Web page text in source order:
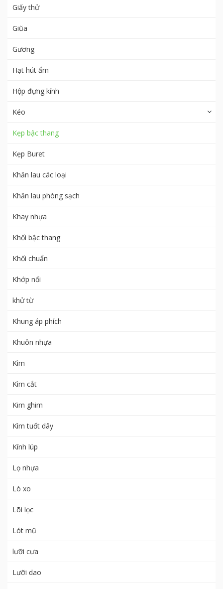
Giấy thử
Giũa
Gương
Hạt hút ẩm
Hộp đựng kính
Kéo
Kẹp bậc thang
Kẹp Buret
Khăn lau các loại
Khăn lau phòng sạch
Khay nhựa
Khối bậc thang
Khối chuẩn
Khớp nối
khử từ
Khung áp phích
Khuôn nhựa
Kìm
Kìm cắt
Kim ghim
Kìm tuốt dây
Kính lúp
Lọ nhựa
Lò xo
Lõi lọc
Lót mũ
lưỡi cưa
Lưỡi dao